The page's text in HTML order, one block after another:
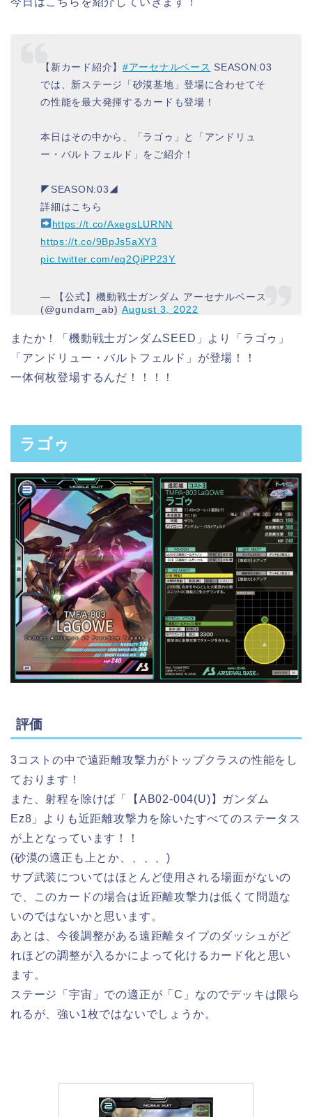
【新カード紹介】 #アーセナルベース SEASON:03
では、新ステージ「砂漠基地」登場に合わせてそ
の性能を最大発揮するカードも登場！
本日はその中から、「ラゴゥ」と「アンドリュ
ー・バルトフェルド」をご紹介！
◤SEASON:03◢
詳細はこちら
https://t.co/AxegsLURNN
https://t.co/9BpJs5aXY3
pic.twitter.com/eq2QiPP23Y
— 【公式】機動戦士ガンダム アーセナルベース
(@gundam_ab)August 3, 2022
またか！「機動戦士ガンダムSEED」より「ラゴゥ」
「アンドリュー・バルトフェルド」が登場！！
一体何枚登場するんだ！！！！
ラゴゥ
評価
3コストの中で遠距離攻撃力がトップクラスの性能をし
ております！
また、射程を除けば「【AB02-004(U)】ガンダム
Ez8」よりも近距離攻撃力を除いたすべてのステータス
が上となっています！！
(砂漠の適正も上とか、、、、)
サブ武装についてはほとんど使用される場面がないの
で、このカードの場合は近距離攻撃力は低くて問題な
いのではないかと思います。
あとは、今後調整がある遠距離タイプのダッシュがど
れほどの調整が入るかによって化けるカード化と思い
ます。
ステージ「宇宙」での適正が「C」なのでデッキは限ら
れるが、強い1枚ではないでしょうか。